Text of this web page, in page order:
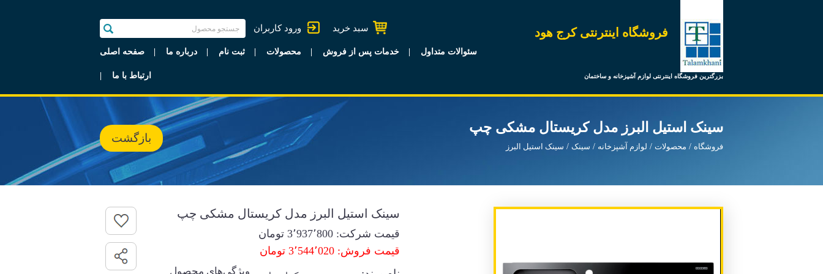
فروشگاه اینترنتی کرج هود
بزرگترین فروشگاه اینترنتی لوازم آشپزخانه و ساختمان
ورود کاربران سبد خرید
صفحه اصلی درباره ما ثبت نام محصولات خدمات پس از فروش سئوالات متداول
ارتباط با ما
سینک استیل البرز مدل کریستال مشکی چپ
فروشگاه محصولات لوازم آشپزخانه سینک سینک استیل البرز
بازگشت
سینک استیل البرز مدل کریستال مشکی چپ
قیمت شرکت: 3٬937٬800 تومان
قیمت فروش: 3٬544٬020 تومان
ویژگی‌های محصول